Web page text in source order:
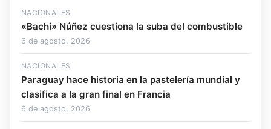
NACIONALES
«Bachi» Núñez cuestiona la suba del combustible
6 de agosto, 2026
NACIONALES
Paraguay hace historia en la pastelería mundial y
clasifica a la gran final en Francia
6 de agosto, 2026